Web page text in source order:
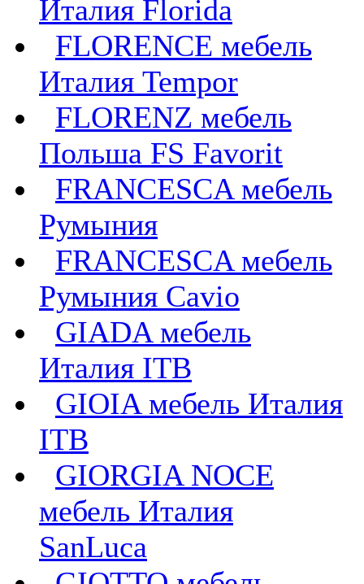
Италия Florida
FLORENCE мебель
Италия Tempor
FLORENZ мебель
Польша FS Favorit
FRANCESCA мебель
Румыния
FRANCESCA мебель
Румыния Cavio
GIADA мебель
Италия ITB
GIOIA мебель Италия
ITB
GIORGIA NOCE
мебель Италия
SanLuca